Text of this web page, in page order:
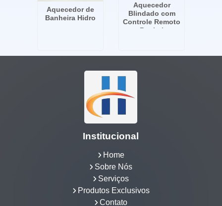
Aquecedor de
Banheira Hidro
Aquecedor
Blindado com
Controle Remoto
para Banheira no
Institucional
Home
Sobre Nós
Serviços
Produtos Exclusivos
Contato